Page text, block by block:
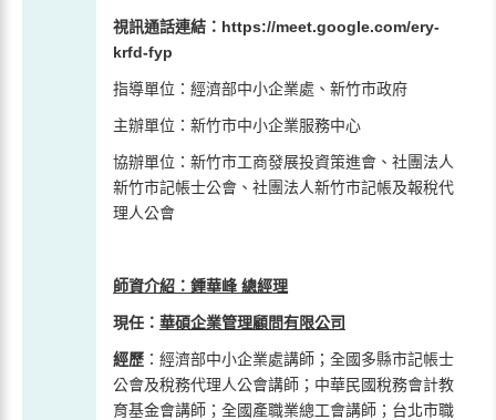
視訊通話連結：https://meet.google.com/ery-
krfd-fyp
指導單位：經濟部中小企業處、新竹市政府
主辦單位：新竹市中小企業服務中心
協辦單位：新竹市工商發展投資策進會、社團法人
新竹市記帳士公會、社團法人新竹市記帳及報稅代
理人公會
師資介紹：鍾華峰 總經理
現任： 華碩企業管理顧問有限公司
經歷 ：經濟部中小企業處講師；全國多縣市記帳士
公會及稅務代理人公會講師；中華民國稅務會計教
育基金會講師；全國產職業總工會講師；台北市職